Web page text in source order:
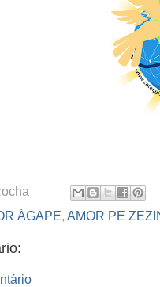
ÁGAPE, AMOR PE